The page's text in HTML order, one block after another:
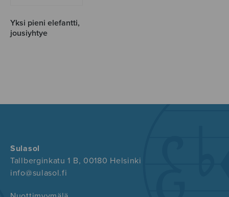
Yksi pieni elefantti,
jousiyhtye
Sulasol
Tallberginkatu 1 B, 00180 Helsinki
info@sulasol.fi